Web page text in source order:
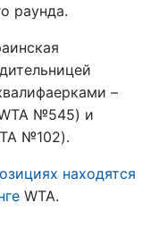
раунда.
–
№545) и
№102).
находятся
WTA.